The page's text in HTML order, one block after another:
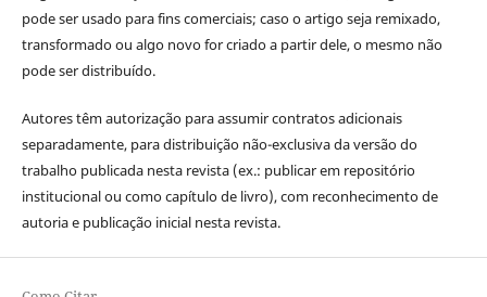
pode ser usado para fins comerciais; caso o artigo seja remixado,
transformado ou algo novo for criado a partir dele, o mesmo não
pode ser distribuído.
Autores têm autorização para assumir contratos adicionais
separadamente, para distribuição não-exclusiva da versão do
trabalho publicada nesta revista (ex.: publicar em repositório
institucional ou como capítulo de livro), com reconhecimento de
autoria e publicação inicial nesta revista.